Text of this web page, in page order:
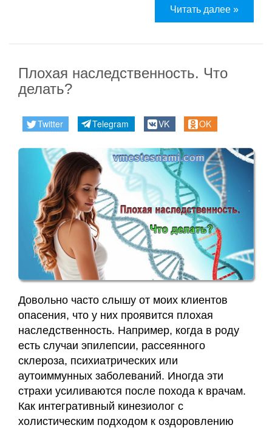
Читать далее »
Плохая наследственность. Что
делать?
Twitter Telegram VK OK
Довольно часто слышу от моих клиентов
опасения, что у них проявится плохая
наследственность. Например, когда в роду
есть случаи эпилепсии, рассеянного
склероза, психиатрических или
аутоиммунных заболеваний. Иногда эти
страхи усиливаются после похода к врачам.
Как интегративный кинезиолог с
холистическим подходом к оздоровлению